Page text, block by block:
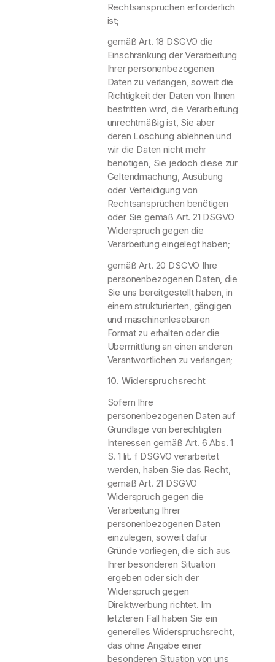
Rechtsansprüchen erforderlich
ist;
gemäß Art. 18 DSGVO die
Einschränkung der Verarbeitung
Ihrer personenbezogenen
Daten zu verlangen, soweit die
Richtigkeit der Daten von Ihnen
bestritten wird, die Verarbeitung
unrechtmäßig ist, Sie aber
deren Löschung ablehnen und
wir die Daten nicht mehr
benötigen, Sie jedoch diese zur
Geltendmachung, Ausübung
oder Verteidigung von
Rechtsansprüchen benötigen
oder Sie gemäß Art. 21 DSGVO
Widerspruch gegen die
Verarbeitung eingelegt haben;
gemäß Art. 20 DSGVO Ihre
personenbezogenen Daten, die
Sie uns bereitgestellt haben, in
einem strukturierten, gängigen
und maschinenlesebaren
Format zu erhalten oder die
Übermittlung an einen anderen
Verantwortlichen zu verlangen;
10. Widerspruchsrecht
Sofern Ihre
personenbezogenen Daten auf
Grundlage von berechtigten
Interessen gemäß Art. 6 Abs. 1
S. 1 lit. f DSGVO verarbeitet
werden, haben Sie das Recht,
gemäß Art. 21 DSGVO
Widerspruch gegen die
Verarbeitung Ihrer
personenbezogenen Daten
einzulegen, soweit dafür
Gründe vorliegen, die sich aus
Ihrer besonderen Situation
ergeben oder sich der
Widerspruch gegen
Direktwerbung richtet. Im
letzteren Fall haben Sie ein
generelles Widerspruchsrecht,
das ohne Angabe einer
besonderen Situation von uns